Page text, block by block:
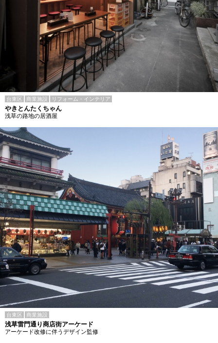
台東区 商業施設 リフォーム・インテリア
やきとんたくちゃん
浅草の路地の居酒屋
台東区 商業施設
浅草雷門通り商店街アーケード
アーケード改修に伴うデザイン監修